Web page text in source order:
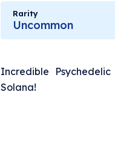
Rarity
Uncommon
Incredible
Solana!